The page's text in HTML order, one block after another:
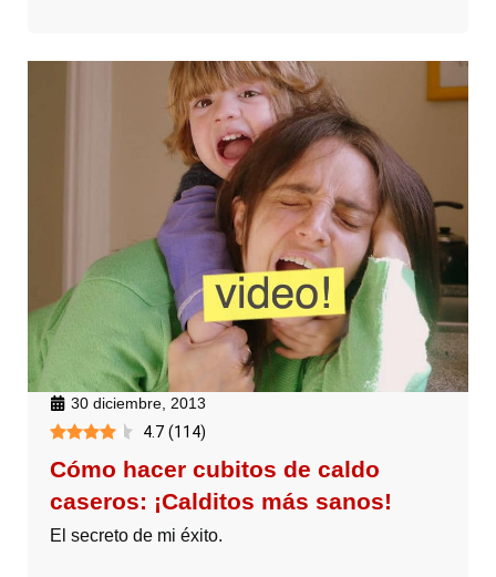
30 diciembre, 2013
4.7 (114)
Cómo hacer cubitos de caldo
caseros: ¡Calditos más sanos!
El secreto de mi éxito.